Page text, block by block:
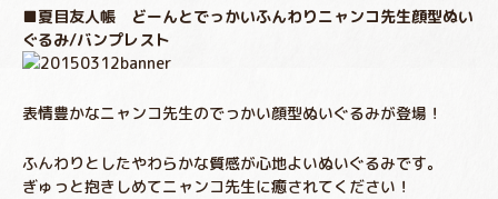
■夏目友人帳 どーんとでっかいふんわりニャンコ先生顔型ぬい
ぐるみ/バンプレスト
表情豊かなニャンコ先生のでっかい顔型ぬいぐるみが登場！
ふんわりとしたやわらかな質感が心地よいぬいぐるみです。
ぎゅっと抱きしめてニャンコ先生に癒されてください！